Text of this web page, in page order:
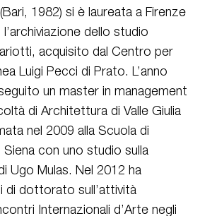
(Bari, 1982) si è laureata a Firenze
dello studio
acquisito dal Centro per
Luigi Pecci di Prato. L’anno
un master in management
di Architettura di Valle Giulia
nel 2009 alla Scuola di
con uno studio sulla
Ugo Mulas. Nel 2012 ha
di dottorato sull’attività
Internazionali d’Arte negli